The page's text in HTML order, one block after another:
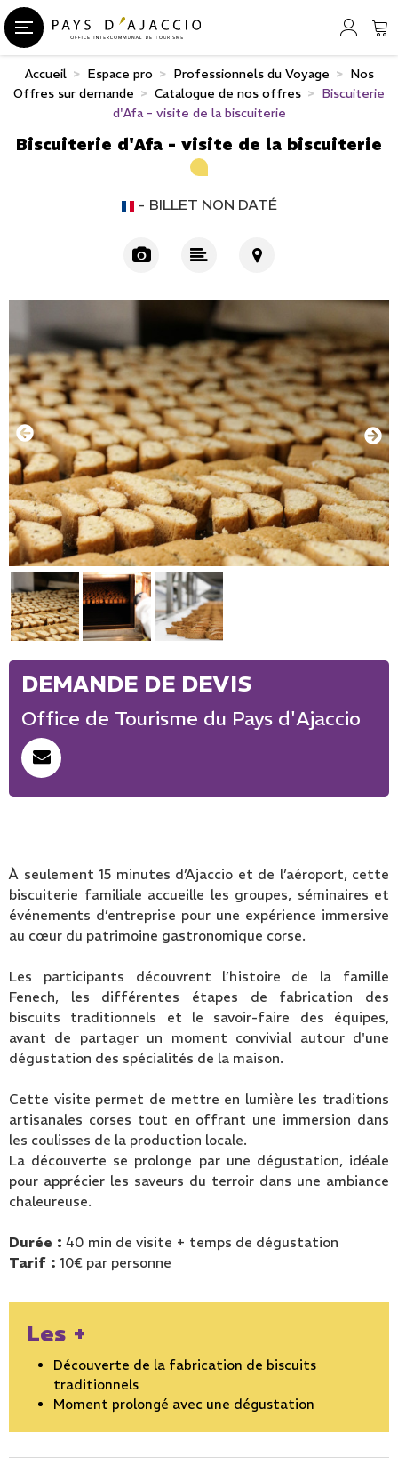
Accueil > Espace pro > Professionnels du Voyage > Nos
Offres sur demande > Catalogue de nos offres > Biscuiterie
d'Afa - visite de la biscuiterie
Biscuiterie d'Afa - visite de la biscuiterie
BILLET NON DATÉ
Office de Tourisme du Pays d'Ajaccio
À seulement 15 minutes d’Ajaccio et de l’aéroport, cette
biscuiterie familiale accueille les groupes, séminaires et
événements d’entreprise pour une expérience immersive
au cœur du patrimoine gastronomique corse.
Les participants découvrent l’histoire de la famille
Fenech, les différentes étapes de fabrication des
biscuits traditionnels et le savoir-faire des équipes,
avant de partager un moment convivial autour d'une
dégustation des spécialités de la maison.
Cette visite permet de mettre en lumière les traditions
artisanales corses tout en offrant une immersion dans
les coulisses de la production locale.
La découverte se prolonge par une dégustation, idéale
pour apprécier les saveurs du terroir dans une ambiance
chaleureuse.
Durée : 40 min de visite + temps de dégustation
Tarif : 10€ par personne
Les +
Découverte de la fabrication de biscuits
traditionnels
Moment prolongé avec une dégustation